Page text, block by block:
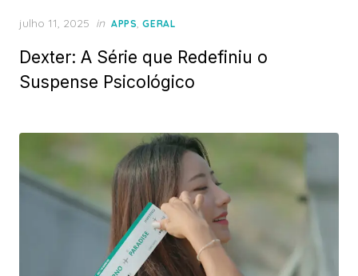
Posted
julho 11, 2025 in APPS,GERAL
Dexter: A Série que Redefiniu o
Suspense Psicológico